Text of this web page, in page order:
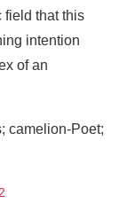
field that this
intention
of an
camelion-Poet;